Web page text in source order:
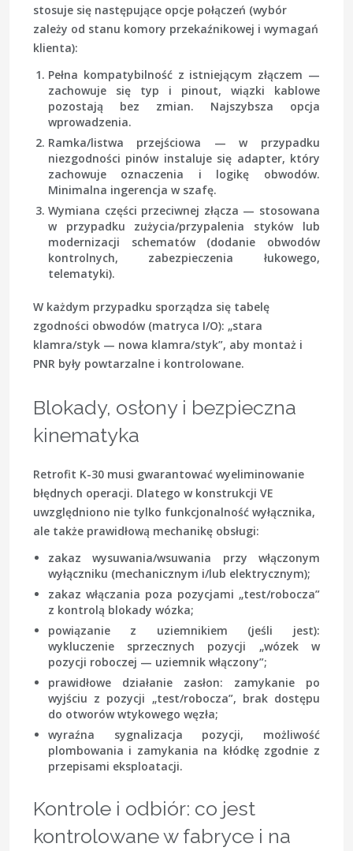
stosuje się następujące opcje połączeń (wybór
zależy od stanu komory przekaźnikowej i wymagań
klienta):
Pełna kompatybilność z istniejącym złączem —
zachowuje się typ i pinout, wiązki kablowe
pozostają bez zmian. Najszybsza opcja
wprowadzenia.
Ramka/listwa przejściowa — w przypadku
niezgodności pinów instaluje się adapter, który
zachowuje oznaczenia i logikę obwodów.
Minimalna ingerencja w szafę.
Wymiana części przeciwnej złącza — stosowana
w przypadku zużycia/przypalenia styków lub
modernizacji schematów (dodanie obwodów
kontrolnych, zabezpieczenia łukowego,
telematyki).
W każdym przypadku sporządza się tabelę
zgodności obwodów (matryca I/O): „stara
klamra/styk — nowa klamra/styk”, aby montaż i
PNR były powtarzalne i kontrolowane.
Blokady, osłony i bezpieczna
kinematyka
Retrofit K-30 musi gwarantować wyeliminowanie
błędnych operacji. Dlatego w konstrukcji VE
uwzględniono nie tylko funkcjonalność wyłącznika,
ale także prawidłową mechanikę obsługi:
zakaz wysuwania/wsuwania przy włączonym
wyłączniku (mechanicznym i/lub elektrycznym);
zakaz włączania poza pozycjami „test/robocza”
z kontrolą blokady wózka;
powiązanie z uziemnikiem (jeśli jest):
wykluczenie sprzecznych pozycji „wózek w
pozycji roboczej — uziemnik włączony”;
prawidłowe działanie zasłon: zamykanie po
wyjściu z pozycji „test/robocza”, brak dostępu
do otworów wtykowego węzła;
wyraźna sygnalizacja pozycji, możliwość
plombowania i zamykania na kłódkę zgodnie z
przepisami eksploatacji.
Kontrole i odbiór: co jest
kontrolowane w fabryce i na